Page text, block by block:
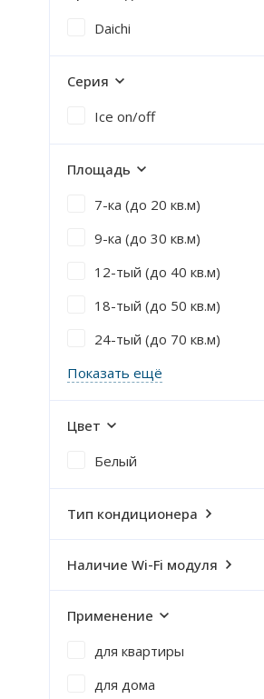
Daichi
Серия
Ice on/off
Площадь
7-ка (до 20 кв.м)
9-ка (до 30 кв.м)
12-тый (до 40 кв.м)
18-тый (до 50 кв.м)
24-тый (до 70 кв.м)
Показать ещё
Цвет
Белый
Тип кондиционера
Наличие Wi-Fi модуля
Применение
для квартиры
для дома